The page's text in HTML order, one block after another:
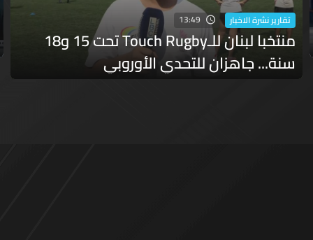
تقارير نشرة الاخبار 13:49
منتخبا لبنان للـTouch Rugby تحت 15 و18
سنة... جاهزان للتحدي الأوروبي